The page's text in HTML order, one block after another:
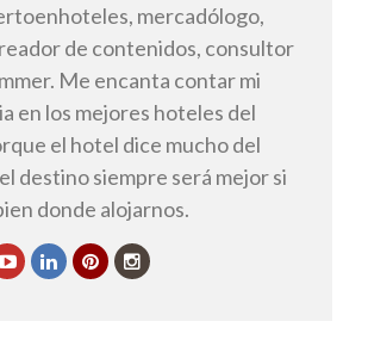
mercadólogo,
de contenidos, consultor
Me encanta contar mi
en los mejores hoteles del
el hotel dice mucho del
destino siempre será mejor si
donde alojarnos.